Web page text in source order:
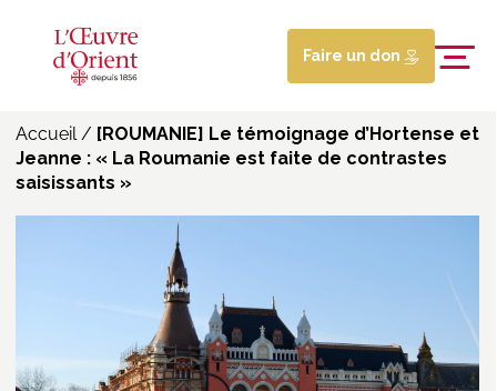
Faire un don
Accueil/ [ROUMANIE] Le témoignage d’Hortense et
Jeanne : « La Roumanie est faite de contrastes
saisissants »